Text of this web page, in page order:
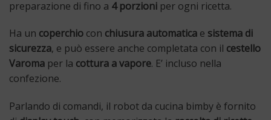
preparazione di fino a 4 porzioni per ogni ricetta.
Ha un coperchio con chiusura automatica e sistema di
sicurezza, e può essere anche completata con il cestello
Varoma per la cottura a vapore. E’ incluso nella
confezione.
Parlando di comandi, il robot da cucina bimby è fornito